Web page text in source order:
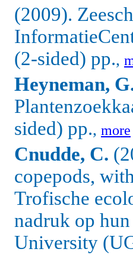
(2009).
(2-sided) pp.,
Heyneman,
sided) pp., more
Cnudde, C.
copepods,
Trofische
nadruk op
University